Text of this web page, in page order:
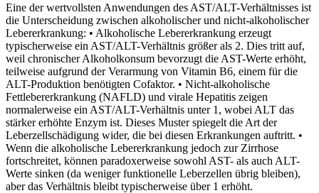
Eine der wertvollsten Anwendungen des AST/ALT-Verhältnisses ist
die Unterscheidung zwischen alkoholischer und nicht-alkoholischer
Lebererkrankung: • Alkoholische Lebererkrankung erzeugt
typischerweise ein AST/ALT-Verhältnis größer als 2. Dies tritt auf,
weil chronischer Alkoholkonsum bevorzugt die AST-Werte erhöht,
teilweise aufgrund der Verarmung von Vitamin B6, einem für die
ALT-Produktion benötigten Cofaktor. • Nicht-alkoholische
Fettlebererkrankung (NAFLD) und virale Hepatitis zeigen
normalerweise ein AST/ALT-Verhältnis unter 1, wobei ALT das
stärker erhöhte Enzym ist. Dieses Muster spiegelt die Art der
Leberzellschädigung wider, die bei diesen Erkrankungen auftritt. •
Wenn die alkoholische Lebererkrankung jedoch zur Zirrhose
fortschreitet, können paradoxerweise sowohl AST- als auch ALT-
Werte sinken (da weniger funktionelle Leberzellen übrig bleiben),
aber das Verhältnis bleibt typischerweise über 1 erhöht.